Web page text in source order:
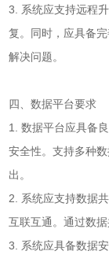
3. 系统应支持远程
复。同时，应具备
解决问题。
四、数据平台要求
1. 数据平台应具备
安全性。支持多种
出。
2. 系统应支持数据
互联互通。通过数
3. 系统应具备数据